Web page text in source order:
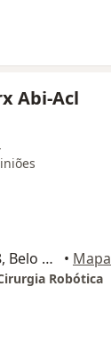
Abi-Acl
Rua dos Aimorés, 3018 - sala 608, Belo Horizonte • Mapa
Robótica